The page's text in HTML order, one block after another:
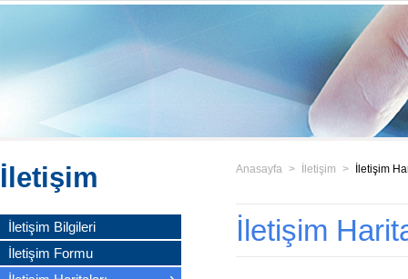
İletişim
İletişim Bilgileri
İletişim Formu
Anasayfa > İletişim > İletişim
İletişim